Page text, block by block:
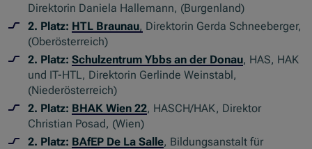
Direktorin Daniela Hallemann, (Burgenland)
2. Platz: HTL Braunau, Direktorin Gerda Schneeberger,
(Oberösterreich)
2. Platz:Schulzentrum Ybbs an der Donau, HAS, HAK
und IT-HTL, Direktorin Gerlinde Weinstabl,
(Niederösterreich)
2. Platz: BHAK Wien 22, HASCH/HAK, Direktor
Christian Posad, (Wien)
2. Platz: BAfEP De La Salle, Bildungsanstalt für